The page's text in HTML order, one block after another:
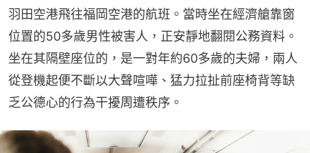
羽田空港飛往福岡空港的航班。當時坐在經濟艙靠窗
位置的50多歲男性被害人，正安靜地翻閱公務資料。
坐在其隔壁座位的，是一對年約60多歲的夫婦，兩人
從登機起便不斷以大聲喧嘩、猛力拉扯前座椅背等缺
乏公德心的行為干擾周遭秩序。